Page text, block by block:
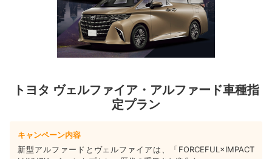
トヨタ ヴェルファイア・アルファード車種指
定プラン
キャンペーン内容
新型アルファードとヴェルファイアは、「FORCEFUL×IMPACT